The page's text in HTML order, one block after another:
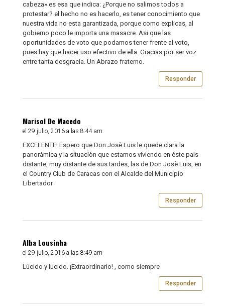
cabeza» es esa que indica: ¿Porque no salimos todos a
protestar? el hecho no es hacerlo, es tener conocimiento que
nuestra vida no esta garantizada, porque como explicas, al
gobierno poco le importa una masacre. Asi que las
oportunidades de voto que podamos tener frente al voto,
pues hay que hacer uso efectivo de ella. Gracias por ser voz
entre tanta desgracia. Un Abrazo fraterno.
Responder
Marisol De Macedo
el 29 julio, 2016 a las 8:44 am
EXCELENTE! Espero que Don Josè Luis le quede clara la
panoràmica y la situaciòn que estamos viviendo en èste paìs
distante, muy distante de sus tardes, las de Don Josè Luis, en
el Country Club de Caracas con el Alcalde del Municipio
Libertador
Responder
Alba Lousinha
el 29 julio, 2016 a las 8:49 am
Lúcido y lucido. ¡Extraordinario! , como siempre
Responder